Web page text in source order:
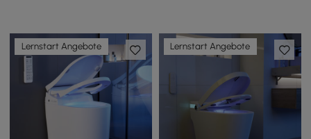
Lernstart Angebote Lernstart Angebote